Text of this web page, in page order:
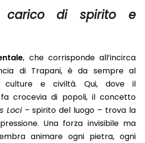
carico di spirito e
, che corrisponde all’incirca
di Trapani, è da sempre al
e civiltà. Qui, dove il
crocevia di popoli, il concetto
Loci– spirito del luogo – trova la
Una forza invisibile ma
animare ogni pietra, ogni